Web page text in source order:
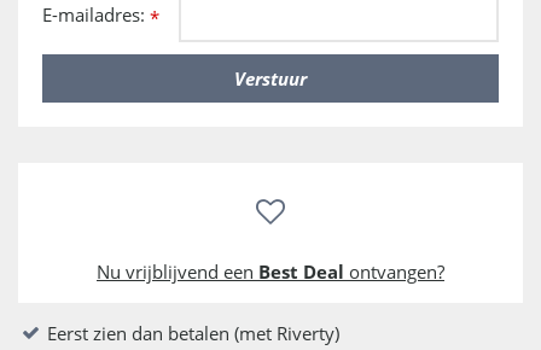
E-mailadres: *
Nu vrijblijvend een Best Deal ontvangen?
Eerst zien dan betalen (met Riverty)